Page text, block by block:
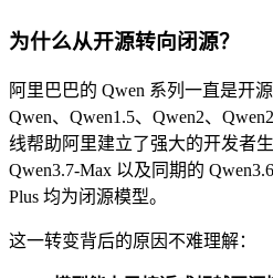
为什么从开源转向闭源？
阿里巴巴的 Qwen 系列一直是开
Qwen、Qwen1.5、Qwen2、
线帮助阿里建立了强大的开发者
Qwen3.7-Max 以及同期的
Plus 均为闭源模型。
这一转变背后的原因不难理解：